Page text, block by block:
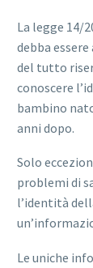
La legge 14/
debba
del tutto
conoscere
bambino
anni dopo.
Solo
problemi di
l’identità
Le uniche